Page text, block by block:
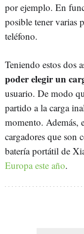
por ejemplo. En
posible tener varias
teléfono.
Teniendo estos dos
poder elegir un
usuario. De modo
partido a la carga
momento. Además,
cargadores que son
batería portátil de
Europa este año.